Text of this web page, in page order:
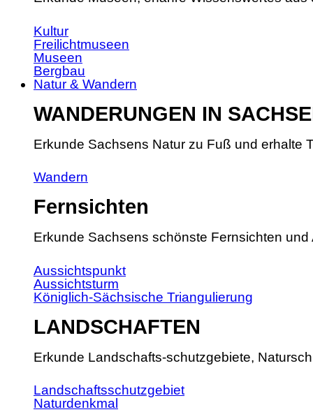
Kultur
Freilichtmuseen
Museen
Bergbau
Natur & Wandern
WANDERUNGEN IN
Erkunde Sachsens Natur zu Fuß und erhalte
Wandern
Fernsichten
Erkunde Sachsens schönste Fernsichten und
Aussichtspunkt
Aussichtsturm
Königlich-Sächsische Triangulierung
LANDSCHAFTEN
Erkunde Landschafts-schutzgebiete,
Landschaftsschutzgebiet
Naturdenkmal